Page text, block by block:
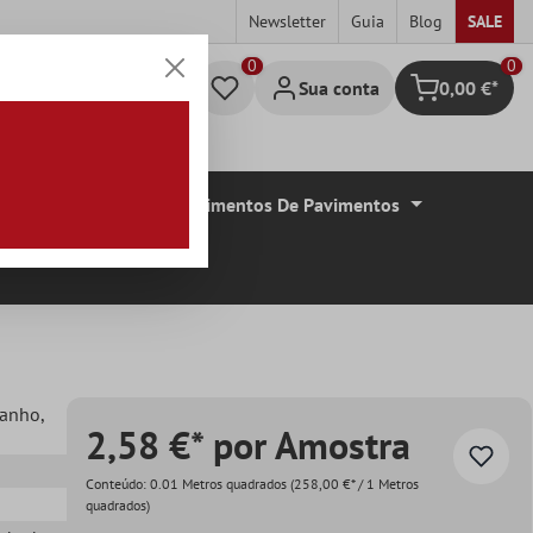
Newsletter Guia Blog SALE
Sua conta Carrinho de
0
0,00 €*
Revestimentos De Pavimentos
,
2,58 €* por Amostra
Conteúdo: 0.01 Metros quadrados (258,00 €* / 1 Metros
quadrados)